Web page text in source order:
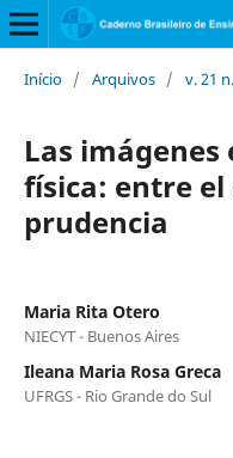
Início / Arquivos / v. 21
Las imágenes
física: entre
prudencia
Maria Rita Otero
NIECYT - Buenos Aires
Ileana Maria Rosa Greca
UFRGS - Rio Grande do Sul